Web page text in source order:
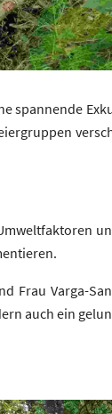
spannende
Frau Varga-
auch ein